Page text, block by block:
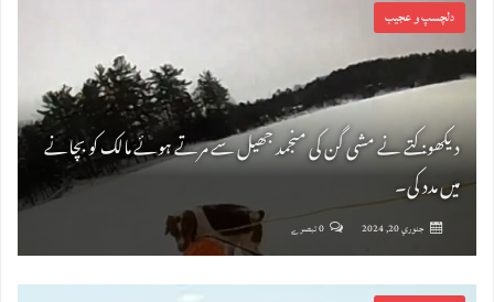
دلچسپ و عجیب
دیکھو: کتے نے مشی گن کی منجمد جھیل سے مرتے ہوئے مالک کو بچانے
میں مدد کی۔
جنوري 20, 2024 0 تبصرے